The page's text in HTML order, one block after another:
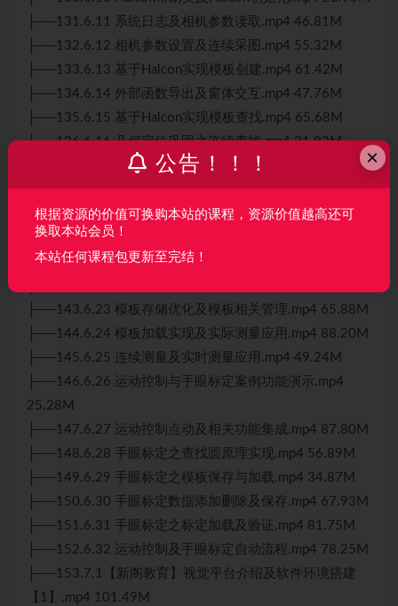
├──131.6.11 系统日志及相机参数读取.mp4 46.81M
├──132.6.12 相机参数设置及连续采图.mp4 55.32M
├──133.6.13 基于Halcon实现模板创建.mp4 61.42M
├──134.6.14 外部函数导出及窗体交互.mp4 47.76M
├──135.6.15 基于Halcon实现模板查找.mp4 65.68M
├──136.6.16 几何定位巩固之连续查找.mp4 21.92M
├──137.6.17 外部函数导出及圆ROI绘制.mp4 33.85M
├──138.6.18 圆拟合过程思路及实现.mp4 145.51M
├──139.6.19 圆拟合参数及方法优化.mp4 71.92M
├──140.6.20 像素标定及圆测量流程.mp4 76.28M
├──141.6.21 基于仿射变换实现跟随测量.mp4 78.50M
├──143.6.23 模板存储优化及模板相关管理.mp4 65.88M
├──144.6.24 模板加载实现及实际测量应用.mp4 88.20M
├──145.6.25 连续测量及实时测量应用.mp4 49.24M
├──146.6.26 运动控制与手眼标定案例功能演示.mp4
25.28M
├──147.6.27 运动控制点动及相关功能集成.mp4 87.80M
├──148.6.28 手眼标定之查找圆原理实现.mp4 56.89M
├──149.6.29 手眼标定之模板保存与加载.mp4 34.87M
├──150.6.30 手眼标定数据添加删除及保存.mp4 67.93M
├──151.6.31 手眼标定之标定加载及验证.mp4 81.75M
├──152.6.32 运动控制及手眼标定自动流程.mp4 78.25M
├──153.7.1【新阁教育】视觉平台介绍及软件环境搭建
【1】.mp4 101.49M
×
公告！！！
根据资源的价值可换购本站的课程，资源价值越高还可
换取本站会员！
本站任何课程包更新至完结！